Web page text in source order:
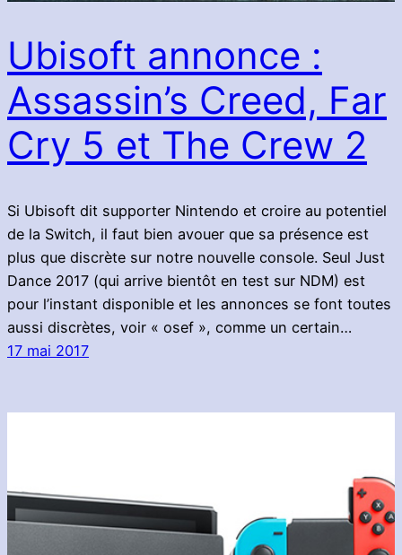
Ubisoft annonce :
Assassin’s Creed, Far
Cry 5 et The Crew 2
Si Ubisoft dit supporter Nintendo et croire au potentiel
de la Switch, il faut bien avouer que sa présence est
plus que discrète sur notre nouvelle console. Seul Just
Dance 2017 (qui arrive bientôt en test sur NDM) est
pour l’instant disponible et les annonces se font toutes
aussi discrètes, voir « osef », comme un certain…
17 mai 2017